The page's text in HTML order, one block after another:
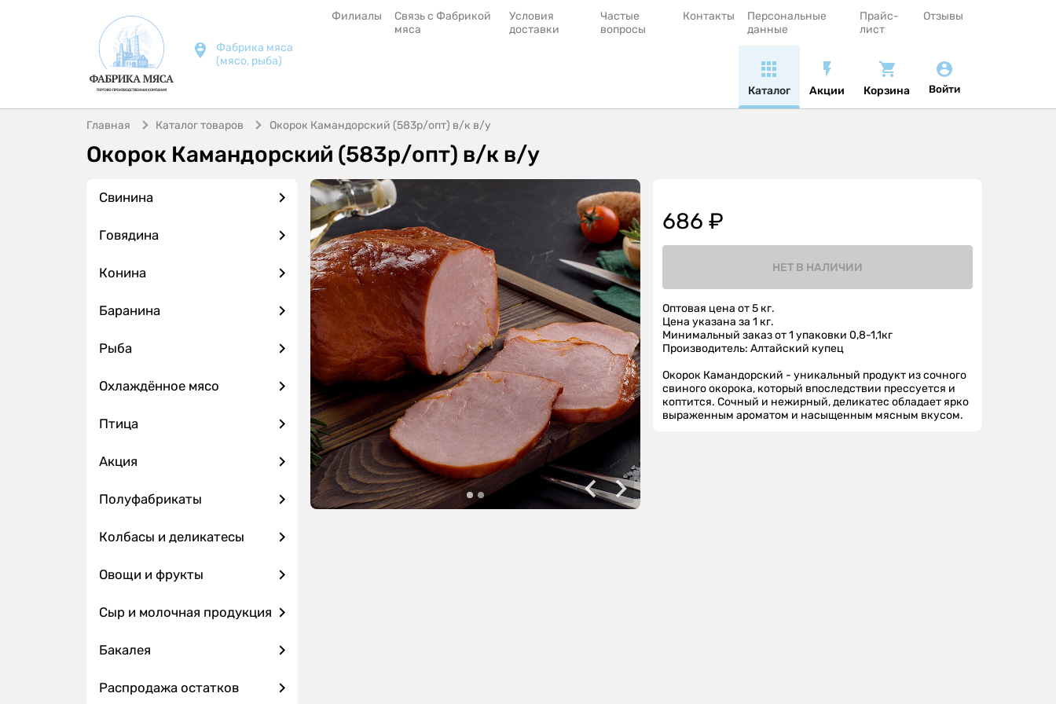
Фабрика мяса
(мясо, рыба)
Филиалы
Связь с Фабрикой
мяса
Условия
доставки
Частые
вопросы
Контакты
Персональные
данные
Прайс-
лист
Отзывы
Каталог Акции Корзина Войти
Главная Каталог товаров Окорок Камандорский (583р/опт) в/к в/у
Окорок Камандорский (583р/опт) в/к в/у
Свинина
Говядина
Конина
Баранина
Рыба
Охлаждённое мясо
Птица
Акция
Полуфабрикаты
Колбасы и деликатесы
Овощи и фрукты
Сыр и молочная продукция
Бакалея
Распродажа остатков
686 ₽
НЕТ В НАЛИЧИИ
Оптовая цена от 5 кг.
Цена указана за 1 кг.
Минимальный заказ от 1 упаковки 0,8-1,1кг
Производитель: Алтайский купец
Окорок Камандорский - уникальный продукт из сочного
свиного окорока, который впоследствии прессуется и
коптится. Сочный и нежирный, деликатес обладает ярко
выраженным ароматом и насыщенным мясным вкусом.